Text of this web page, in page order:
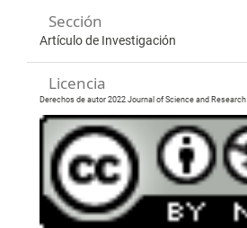
Sección
Artículo de Investigación
Licencia
Derechos de autor 2022 Journal of Science and Research